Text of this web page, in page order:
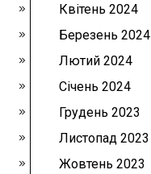
Квітень 2024
Березень 2024
Лютий 2024
Січень 2024
Грудень 2023
Листопад 2023
Жовтень 2023